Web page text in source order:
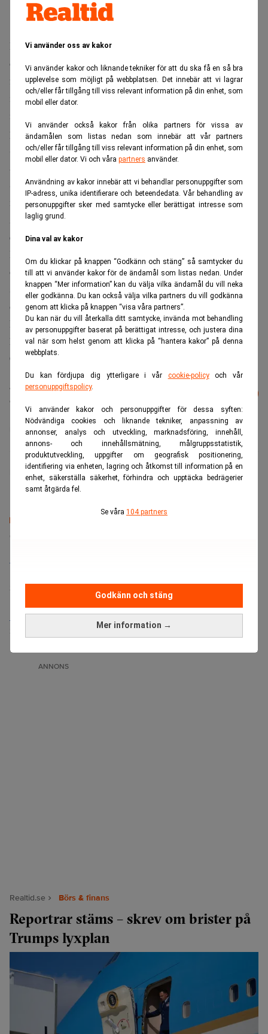
Vi använder oss av kakor
Vi använder kakor och liknande tekniker för att du ska få en så bra
upplevelse som möjligt på webbplatsen. Det innebär att vi lagrar
och/eller får tillgång till viss relevant information på din enhet, som
mobil eller dator.
Vi använder också kakor från olika partners för vissa av
ändamålen som listas nedan som innebär att vår partners
och/eller får tillgång till viss relevant information på din enhet, som
mobil eller dator. Vi och våra partners använder.
Användning av kakor innebär att vi behandlar personuppgifter som
IP-adress, unika identifierare och beteendedata. Vår behandling av
personuppgifter sker med samtycke eller berättigat intresse som
laglig grund.
Dina val av kakor
Om du klickar på knappen “Godkänn och stäng” så samtycker du
till att vi använder kakor för de ändamål som listas nedan. Under
knappen “Mer information” kan du välja vilka ändamål du vill neka
eller godkänna. Du kan också välja vilka partners du vill godkänna
genom att klicka på knappen “visa våra partners”.
Du kan när du vill återkalla ditt samtycke, invända mot behandling
av personuppgifter baserat på berättigat intresse, och justera dina
val när som helst genom att klicka på “hantera kakor” på denna
webbplats.
Du kan fördjupa dig ytterligare i vår cookie-policyoch vår
personuppgiftspolicy.
Vi använder kakor och personuppgifter för dessa syften:
Nödvändiga cookies och liknande tekniker, anpassning av
annonser, analys och utveckling, marknadsföring, innehåll,
annons- och innehållsmätning, målgruppsstatistik,
produktutveckling, uppgifter om geografisk positionering,
identifiering via enheten, lagring och åtkomst till information på en
enhet, säkerställa säkerhet, förhindra och upptäcka bedrägerier
samt åtgärda fel.
Se våra 104 partners
Mer information →
Godkänn och stäng
Danska Axcel har stängt sin fond Axcel VI till sin hard cap
om 800 miljoner euro. Det är riskkapitalbolagets största
fond hittills. Det framgår av ett pressmeddelande. Bland
investerarna återfinns nordiska och europeiska
pensionskapital, enligt uppgifter till Realtid.
Samtidigt satsar det Köpenhamnsbaserade PE-bolaget
ännu mer på Sverige med en rad nyrekryteringar.
Stockholm-kontoret består nu av tio personer,
motsvarande en tredjedel av Axcels totala styrka.
Axcel VI restes 2020. Fonden uppgick då till 630 miljoner
euro och har hittills investerat i bland andra SuperOffice,
Moment, VetGruppen samt i svenska IT-bolaget AddPro
och installationsföretaget Currentum. I Sverige har Axcel
sedan tidigare även investerat i kosmetikmärket Isadora
och hostingföretaget Loopia.
Londonbaserade MVision Private Equity Advisers Limited
har agerat strategisk rådgivare till Axcel och Clifford
Chance LLP and Plesner legal rådgivare.
Läs mer från Realtid - vårt nyhetsbrev
är kostnadsfritt:
Axcel
Marlene Sellebraten
Senaste lediga jobben
Sista ansökningsdag:
Medarbetare inom Intern styrning och kontroll till Alecta
Sista ansökningsdag:13/06/2026
ANNONS
Realtid.se Börs & finans
Reportrar stäms – skrev om brister på
Trumps lyxplan